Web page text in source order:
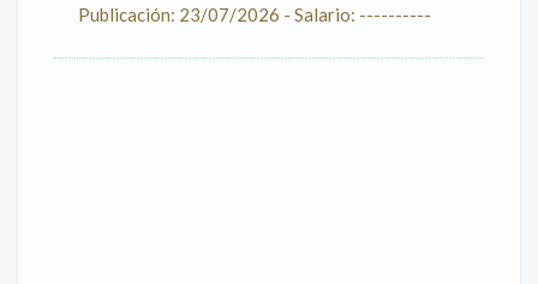
Publicación: 23/07/2026 - Salario: ----------